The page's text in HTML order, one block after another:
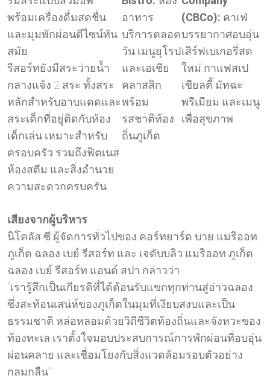
พร้อมเครื่องดื่มสดชื่น
และมุมพักผ่อนดีไซน์ทัน
สมัย
รีสอร์ทยังมีสระว่ายน้ำ
กลางแจ้ง 2 สระ ทั้งสระ
หลักสำหรับอาบแดดและ
สระเด็กที่อยู่ติดกับห้อง
เด็กเล่น เหมาะสำหรับ
ครอบครัว รวมถึงฟิตเนส
ห้องสตีม และสิ่งอำนวย
ความสะดวกครบครัน
อาหาร
บริการตลอด
วัน เมนูยุโรป
และเอเชีย
คลาสสิก
พร้อม
รสชาติท้อง
ถิ่นภูเก็ต
(CBCo): คาเฟ่
บรรยากาศอบอุ่น
เสิร์ฟเบเกอรี่สด
ใหม่ กาแฟสเป
เชียลตี้ มัทฉะ
พรีเมียม และเมนู
เพื่อสุขภาพ
เสียงจากผู้บริหาร
นิโคลัส ซี ผู้จัดการทั่วไปของ คอร์ทยาร์ด บาย แมริออท
ภูเก็ต ฉลอง เบย์ รีสอร์ท และ เจดับบลิว แมริออท ภูเก็ต
ฉลอง เบย์ รีสอร์ท แอนด์ สปา กล่าวว่า
“เรารู้สึกเป็นเกียรติที่ได้ต้อนรับแขกทุกท่านสู่อ่าวฉลอง
ซึ่งสะท้อนเสน่ห์ของภูเก็ตในมุมที่เงียบสงบและเป็น
ธรรมชาติ หล่อหลอมด้วยวิถีชีวิตท้องถิ่นและจังหวะของ
ท้องทะเล เราตั้งใจมอบประสบการณ์การพักผ่อนที่อบอุ่น
ผ่อนคลาย และเชื่อมโยงกับสิ่งแวดล้อมรอบตัวอย่าง
กลมกลืน”